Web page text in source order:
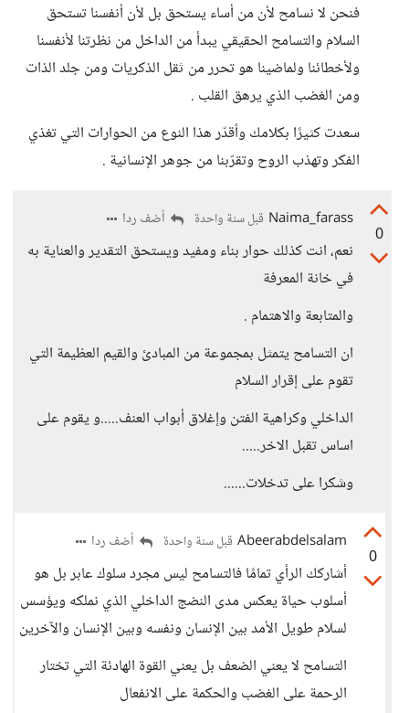
فنحن لا نسامح لأن من أساء يستحق بل لأن أنفسنا تستحق
السلام والتسامح الحقيقي يبدأ من الداخل من نظرتنا لأنفسنا
ولأخطائنا ولماضينا هو تحرر من ثقل الذكريات ومن جلد الذات
ومن الغضب الذي يرهق القلب .
سعدت كثيرًا بكلامك وأقدّر هذا النوع من الحوارات التي تغذي
الفكر وتهذب الروح وتقرّبنا من جوهر الإنسانية .
0
Naima_farass قبل سنة واحدة أضف ردا
نعم، انت كذلك حوار بناء ومفيد ويستحق التقدير والعناية به
في خانة المعرفة
والمتابعة والاهتمام .
ان التسامح يتمثل بمجموعة من المبادئ والقيم العظيمة التي
تقوم على إقرار السلام
الداخلي وكراهية الفتن وإغلاق أبواب العنف.....و يقوم على
اساس تقبل الاخر.....
وشكرا على تدخلات......
0
Abeerabdelsalam قبل سنة واحدة أضف ردا
أشاركك الرأي تمامًا فالتسامح ليس مجرد سلوك عابر بل هو
أسلوب حياة يعكس مدى النضج الداخلي الذي نملكه ويؤسس
لسلام طويل الأمد بين الإنسان ونفسه وبين الإنسان والآخرين
التسامح لا يعني الضعف بل يعني القوة الهادئة التي تختار
الرحمة على الغضب والحكمة على الانفعال